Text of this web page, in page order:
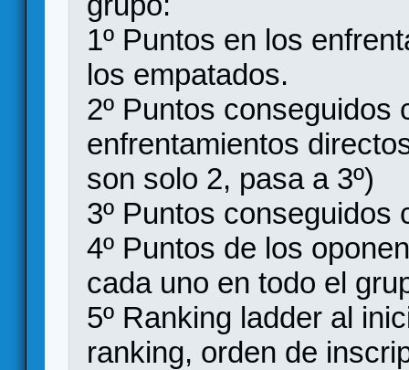
1º Puntos en los
los empatados.
2º Puntos conseguidos
enfrentamientos
son solo 2, pasa a 3º)
3º Puntos conseguidos
4º Puntos de los
cada uno en todo el
5º Ranking ladder al
ranking, orden de